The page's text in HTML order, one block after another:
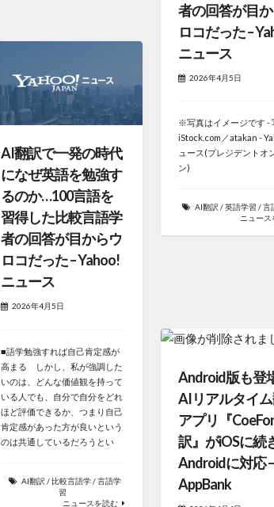
者の回答が目
ロコだった –
ニュース
2026年4月5日
※写真はイメージです -
iStock.com／atakan -
ュース(プレジデントオ
ン)
AI翻訳 /英語学習 /言
ニュース
AI翻訳で一発の時代
になぜ英語を勉強す
るのか…100言語を
習得した比較言語学
者の回答が目からウ
ロコだった – Yahoo!
ニュース
2026年4月5日
■語学勉強すれば自己肯定感が
高まる しかし、私が強調した
いのは、どんな価値観を持って
いる人でも、自分で自分をどれ
ほど評価できるか、つまり自己
肯定感があった方が良いという
のは共通しているだろうとい
AI翻訳 / 比較言語学/言語学
習
ニュースを読む
Android版も登
AIリアルタイ
アプリ『
訳』がiOSに続
Androidに対応 –
AppBank